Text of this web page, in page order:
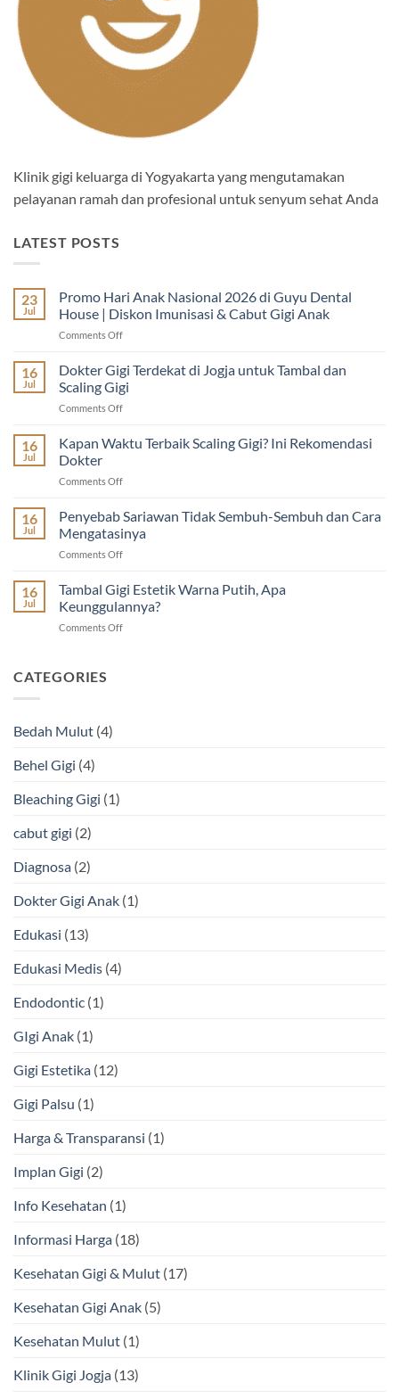
Klinik gigi keluarga di Yogyakarta yang mengutamakan
pelayanan ramah dan profesional untuk senyum sehat Anda
LATEST POSTS
23
Jul
Promo Hari Anak Nasional 2026 di Guyu Dental
House | Diskon Imunisasi & Cabut Gigi Anak
Comments Offon
Hari
Anak
Nasional
2026
Guyu
Imunisasi
&
16
Jul
Dokter Gigi Terdekat di Jogja untuk Tambal dan
Scaling Gigi
Comments Offon
Gigi
Jogja
Tambal
dan
Scaling
16
Jul
Kapan Waktu Terbaik Scaling Gigi? Ini Rekomendasi
Dokter
Comments Offon
Waktu
Scaling
Gigi?
Rekomendasi
16
Jul
Penyebab Sariawan Tidak Sembuh-Sembuh dan Cara
Mengatasinya
Comments Offon
Sariawan
Tidak
Sembuh-
Sembuh
16
Jul
Tambal Gigi Estetik Warna Putih, Apa
Keunggulannya?
Comments Offon
CATEGORIES
Bedah Mulut (4)
Behel Gigi (4)
Bleaching Gigi (1)
cabut gigi (2)
Diagnosa (2)
Dokter Gigi Anak (1)
Edukasi (13)
Edukasi Medis (4)
Endodontic (1)
GIgi Anak (1)
Gigi Estetika (12)
Gigi Palsu (1)
Harga & Transparansi (1)
Implan Gigi (2)
Info Kesehatan (1)
Informasi Harga (18)
Kesehatan Gigi & Mulut (17)
Kesehatan Gigi Anak (5)
Kesehatan Mulut (1)
Klinik Gigi Jogja (13)